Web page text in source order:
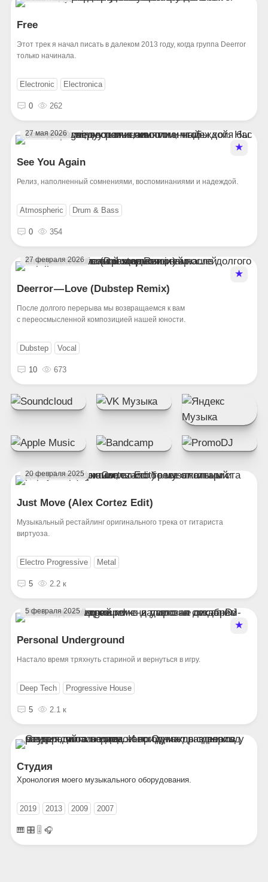
Free
Этот трек я начал писать в далеком 2013 году, когда группа Deerror
только начинала.
Electronic Electronica
0 262
★
27 мая 2026
See You Again
Релиз, наполненный сомнениями, воспоминаниями и надеждой.
Atmospheric Drum & Bass
0 354
★
27 февраля 2026
Deerror — Love (Dubstep Remix)
После долгого перерыва мы возвращаемся к вам
с переосмысленной композицией нашей юности.
Dubstep Vocal
10 673
20 февраля 2025
Just Move (Alex Cortez Edit)
Музыкальный рестайлинг оригинального трека от гитариста
виртуоза.
Electro Progressive Metal
5 2.2 к
★
5 февраля 2025
Personal Underground
Настало время тряхнуть стариной и вернуться в игру.
Deep Tech Progressive House
5 2.1 к
Студия
Хронология моего музыкального оборудования.
2019 2013 2009 2007
🎹 🎛️ 🎚️ 🎧